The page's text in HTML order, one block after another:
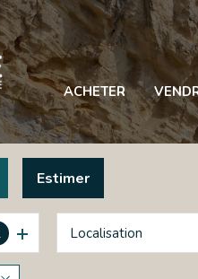
ACHETER
Estimer
Localisation